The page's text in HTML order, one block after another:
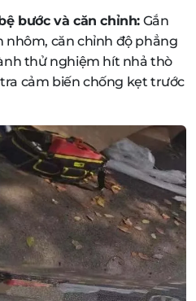
bước và căn chỉnh: Gắn
nhôm, căn chỉnh độ phẳng
thử nghiệm hít nhả thò
cảm biến chống kẹt trước